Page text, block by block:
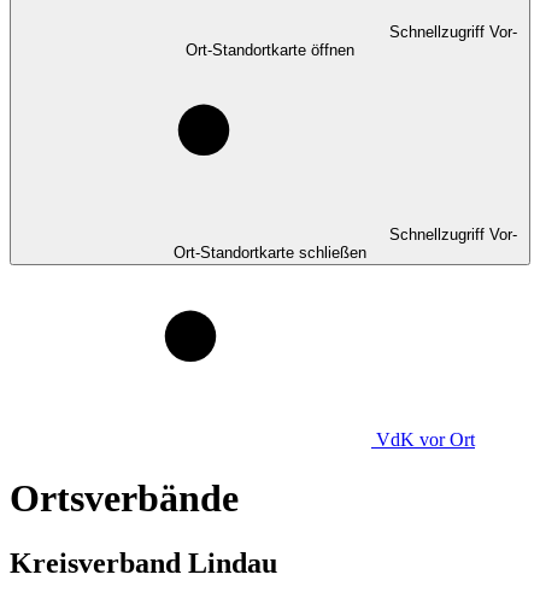
Schnellzugriff Vor-
Ort-Standortkarte öffnen
Schnellzugriff Vor-
Ort-Standortkarte schließen
VdK vor Ort
Ortsverbände
Kreisverband Lindau